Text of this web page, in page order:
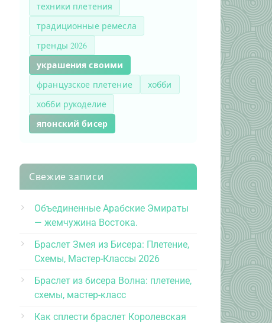
техники плетения
традиционные ремесла
тренды 2026
украшения своими
французское плетение
хобби
хобби рукоделие
японский бисер
Свежие записи
Объединенные Арабские Эмираты
— жемчужина Востока.
Браслет Змея из Бисера: Плетение,
Схемы, Мастер-Классы 2026
Браслет из бисера Волна: плетение,
схемы, мастер-класс
Как сплести браслет Королевская